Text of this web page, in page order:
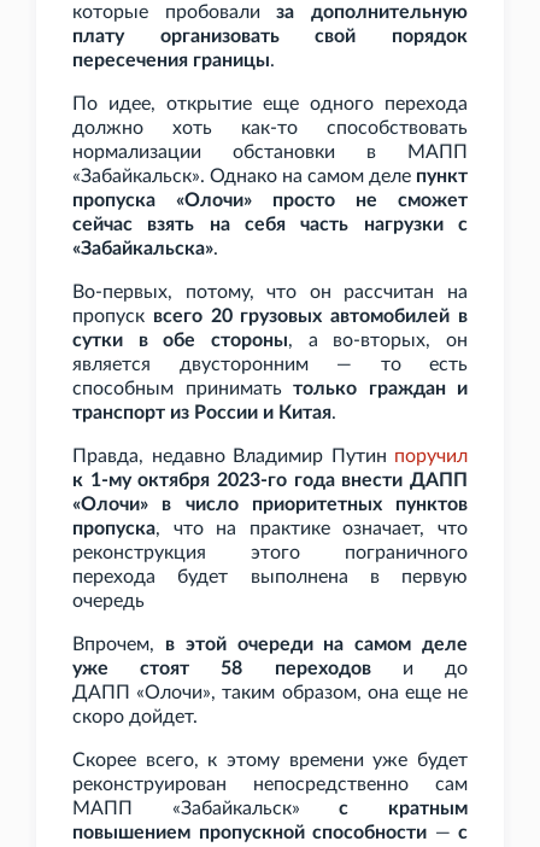
которые пробовализа дополнительную
плату организовать свой порядок
пересечения границы.
По идее, открытие еще одного перехода
должно хоть как-то способствовать
нормализации обстановки в МАПП
«Забайкальск». Однако на самом деле пункт
пропуска «Олочи» просто не сможет
сейчас взять на себя часть нагрузки с
«Забайкальска».
Во-первых, потому, что он рассчитан на
пропуск всего 20 грузовых автомобилей в
сутки в обе стороны, а во-вторых, он
является двусторонним — то есть
способным принимать только граждан и
транспорт из России и Китая.
Правда, недавно Владимир Путин поручил
к 1-му октября 2023-го года внести ДАПП
«Олочи» в число приоритетных пунктов
пропуска, что на практике означает, что
реконструкция этого пограничного
перехода будет выполнена в первую
очередь
Впрочем, в этой очереди на самом деле
уже стоят 58 переходови до
ДАПП «Олочи», таким образом, она еще не
скоро дойдет.
Скорее всего, к этому времени уже будет
реконструирован непосредственно сам
МАПП «Забайкальск»с кратным
повышением пропускной способности — с